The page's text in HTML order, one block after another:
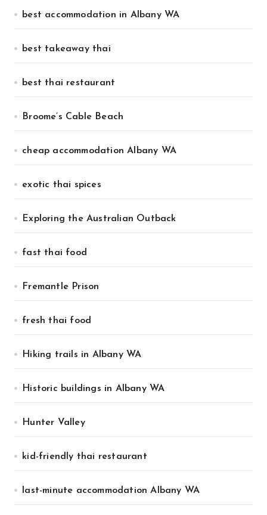
best accommodation in Albany WA
best takeaway thai
best thai restaurant
Broome’s Cable Beach
cheap accommodation Albany WA
exotic thai spices
Exploring the Australian Outback
fast thai food
Fremantle Prison
fresh thai food
Hiking trails in Albany WA
Historic buildings in Albany WA
Hunter Valley
kid-friendly thai restaurant
last-minute accommodation Albany WA